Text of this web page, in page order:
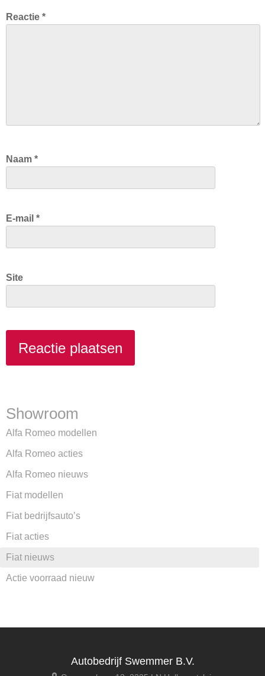
Reactie *
Naam *
E-mail *
Site
Showroom
Alfa Romeo modellen
Alfa Romeo acties
Alfa Romeo nieuws
Fiat modellen
Fiat bedrijfsauto’s
Fiat acties
Fiat nieuws
Actie voorraad nieuw
Autobedrijf Swemmer B.V.